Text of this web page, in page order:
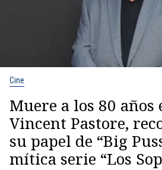
Cine
Muere a los 80 años
Vincent Pastore,
su papel de “Big
mítica serie “Los